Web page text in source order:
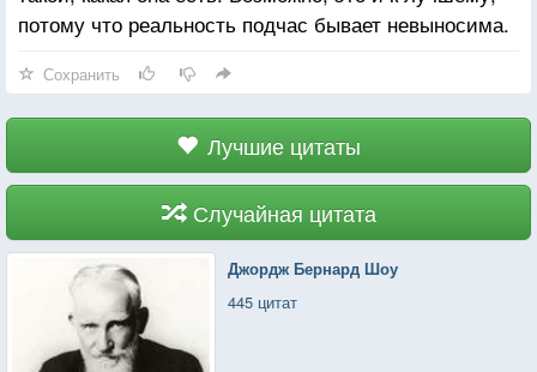
потому что реальность подчас бывает невыносима.
Сохранить
Лучшие цитаты
Случайная цитата
Джордж Бернард Шоу
445 цитат